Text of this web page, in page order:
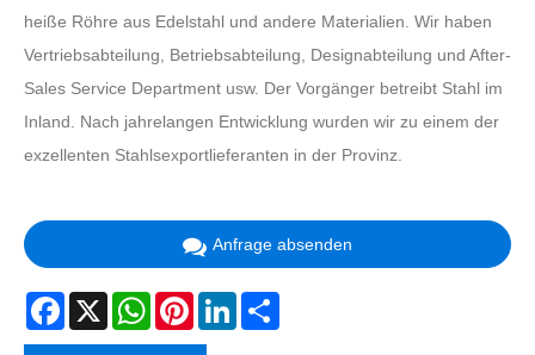
heiße Röhre aus Edelstahl und andere Materialien. Wir haben
Vertriebsabteilung, Betriebsabteilung, Designabteilung und After-
Sales Service Department usw. Der Vorgänger betreibt Stahl im
Inland. Nach jahrelangen Entwicklung wurden wir zu einem der
exzellenten Stahlsexportlieferanten in der Provinz.
Anfrage absenden
Facebook
X WhatsAppPinterestLinkedIn